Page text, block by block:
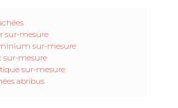
sur-mesure
sur-mesure
sur-mesure
sur-mesure
abribus